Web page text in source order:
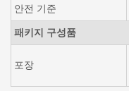
안전 기준
패키지 구성품
포장